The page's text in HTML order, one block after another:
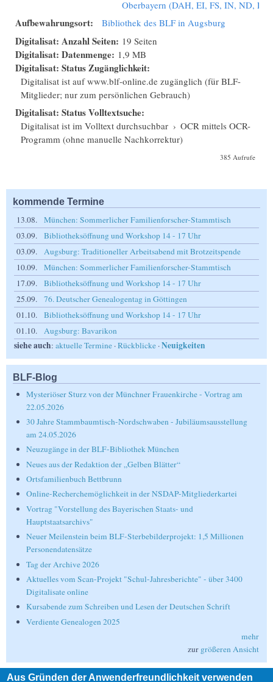
Oberbayern (DAH, EI, FS, IN, ND,
Aufbewahrungsort: Bibliothek des BLF in Augsburg
Digitalisat: Anzahl Seiten: 19 Seiten
Digitalisat: Datenmenge: 1,9 MB
Digitalisat: Status Zugänglichkeit:
Digitalisat ist auf www.blf-online.de zugänglich (für BLF-
Mitglieder; nur zum persönlichen Gebrauch)
Digitalisat: Status Volltextsuche:
Digitalisat ist im Volltext durchsuchbar › OCR mittels OCR-
Programm (ohne manuelle Nachkorrektur)
385 Aufrufe
kommende Termine
13.08.
München: Sommerlicher Familienforscher-Stammtisch
03.09.
Bibliotheksöffnung und Workshop 14 - 17 Uhr
03.09.
Augsburg: Traditioneller Arbeitsabend mit Brotzeitspende
10.09.
München: Sommerlicher Familienforscher-Stammtisch
17.09.
Bibliotheksöffnung und Workshop 14 - 17 Uhr
25.09.
76. Deutscher Genealogentag in Göttingen
01.10.
Bibliotheksöffnung und Workshop 14 - 17 Uhr
01.10.
Augsburg: Bavarikon
siehe auch: aktuelle Termine ·Rückblicke ·Neuigkeiten
BLF-Blog
Mysteriöser Sturz von der Münchner Frauenkirche - Vortrag am
22.05.2026
30 Jahre Stammbaumtisch-Nordschwaben - Jubiläumsausstellung
am 24.05.2026
Neuzugänge in der BLF-Bibliothek München
Neues aus der Redaktion der „Gelben Blätter“
Ortsfamilienbuch Bettbrunn
Online-Recherchemöglichkeit in der NSDAP-Mitgliederkartei
Vortrag "Vorstellung des Bayerischen Staats- und
Hauptstaatsarchivs"
Neuer Meilenstein beim BLF-Sterbebilderprojekt: 1,5 Millionen
Personendatensätze
Tag der Archive 2026
Aktuelles vom Scan-Projekt "Schul-Jahresberichte" - über 3400
Digitalisate online
Kursabende zum Schreiben und Lesen der Deutschen Schrift
Verdiente Genealogen 2025
mehr
zur größeren Ansicht
Aus Gründen der Anwenderfreundlichkeit verwenden